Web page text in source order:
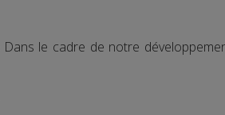
Dans le cadre de notre